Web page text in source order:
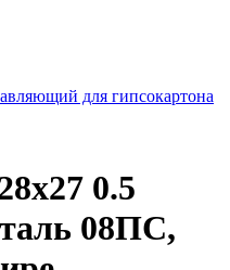
для гипсокартона
0.5
08ПС,